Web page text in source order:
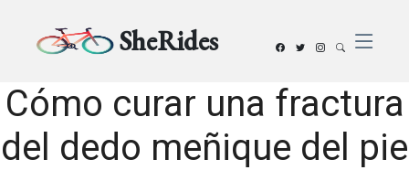
SheRides
Cómo curar una fractura
del dedo meñique del pie